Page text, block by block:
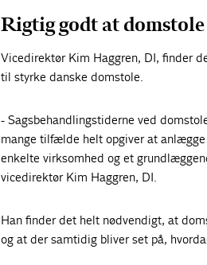
Rigtig godt at
Vicedirektør Kim Haggren, DI, finder
til styrke danske domstole.
- Sagsbehandlingstiderne ved
mange tilfælde helt opgiver at
enkelte virksomhed og et
vicedirektør Kim Haggren, DI.
Han finder det helt nødvendigt, at
og at der samtidig bliver set på,